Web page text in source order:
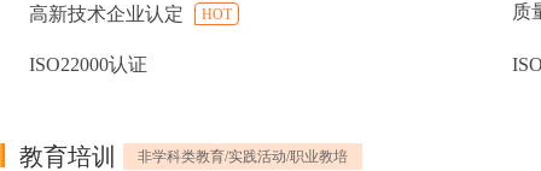
高新技术企业认定 HOT 质
ISO22000认证
教育培训 非学科类教育/实践活动/职业教培